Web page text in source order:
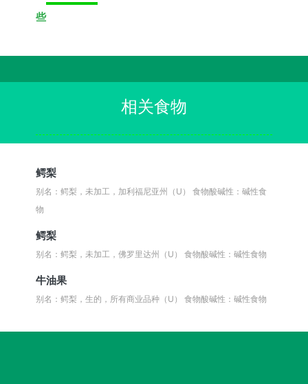
些
相关食物
鳄梨
别名：鳄梨，未加工，加利福尼亚州（U）食物酸碱性：碱性食
物
鳄梨
别名：鳄梨，未加工，佛罗里达州（U）食物酸碱性：碱性食物
牛油果
别名：鳄梨，生的，所有商业品种（U）食物酸碱性：碱性食物